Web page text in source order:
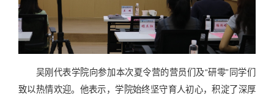
吴刚代表学院向参加本次夏令营的营员们及“研零”同学们
致以热情欢迎。他表示，学院始终坚守育人初心，积淀了深厚